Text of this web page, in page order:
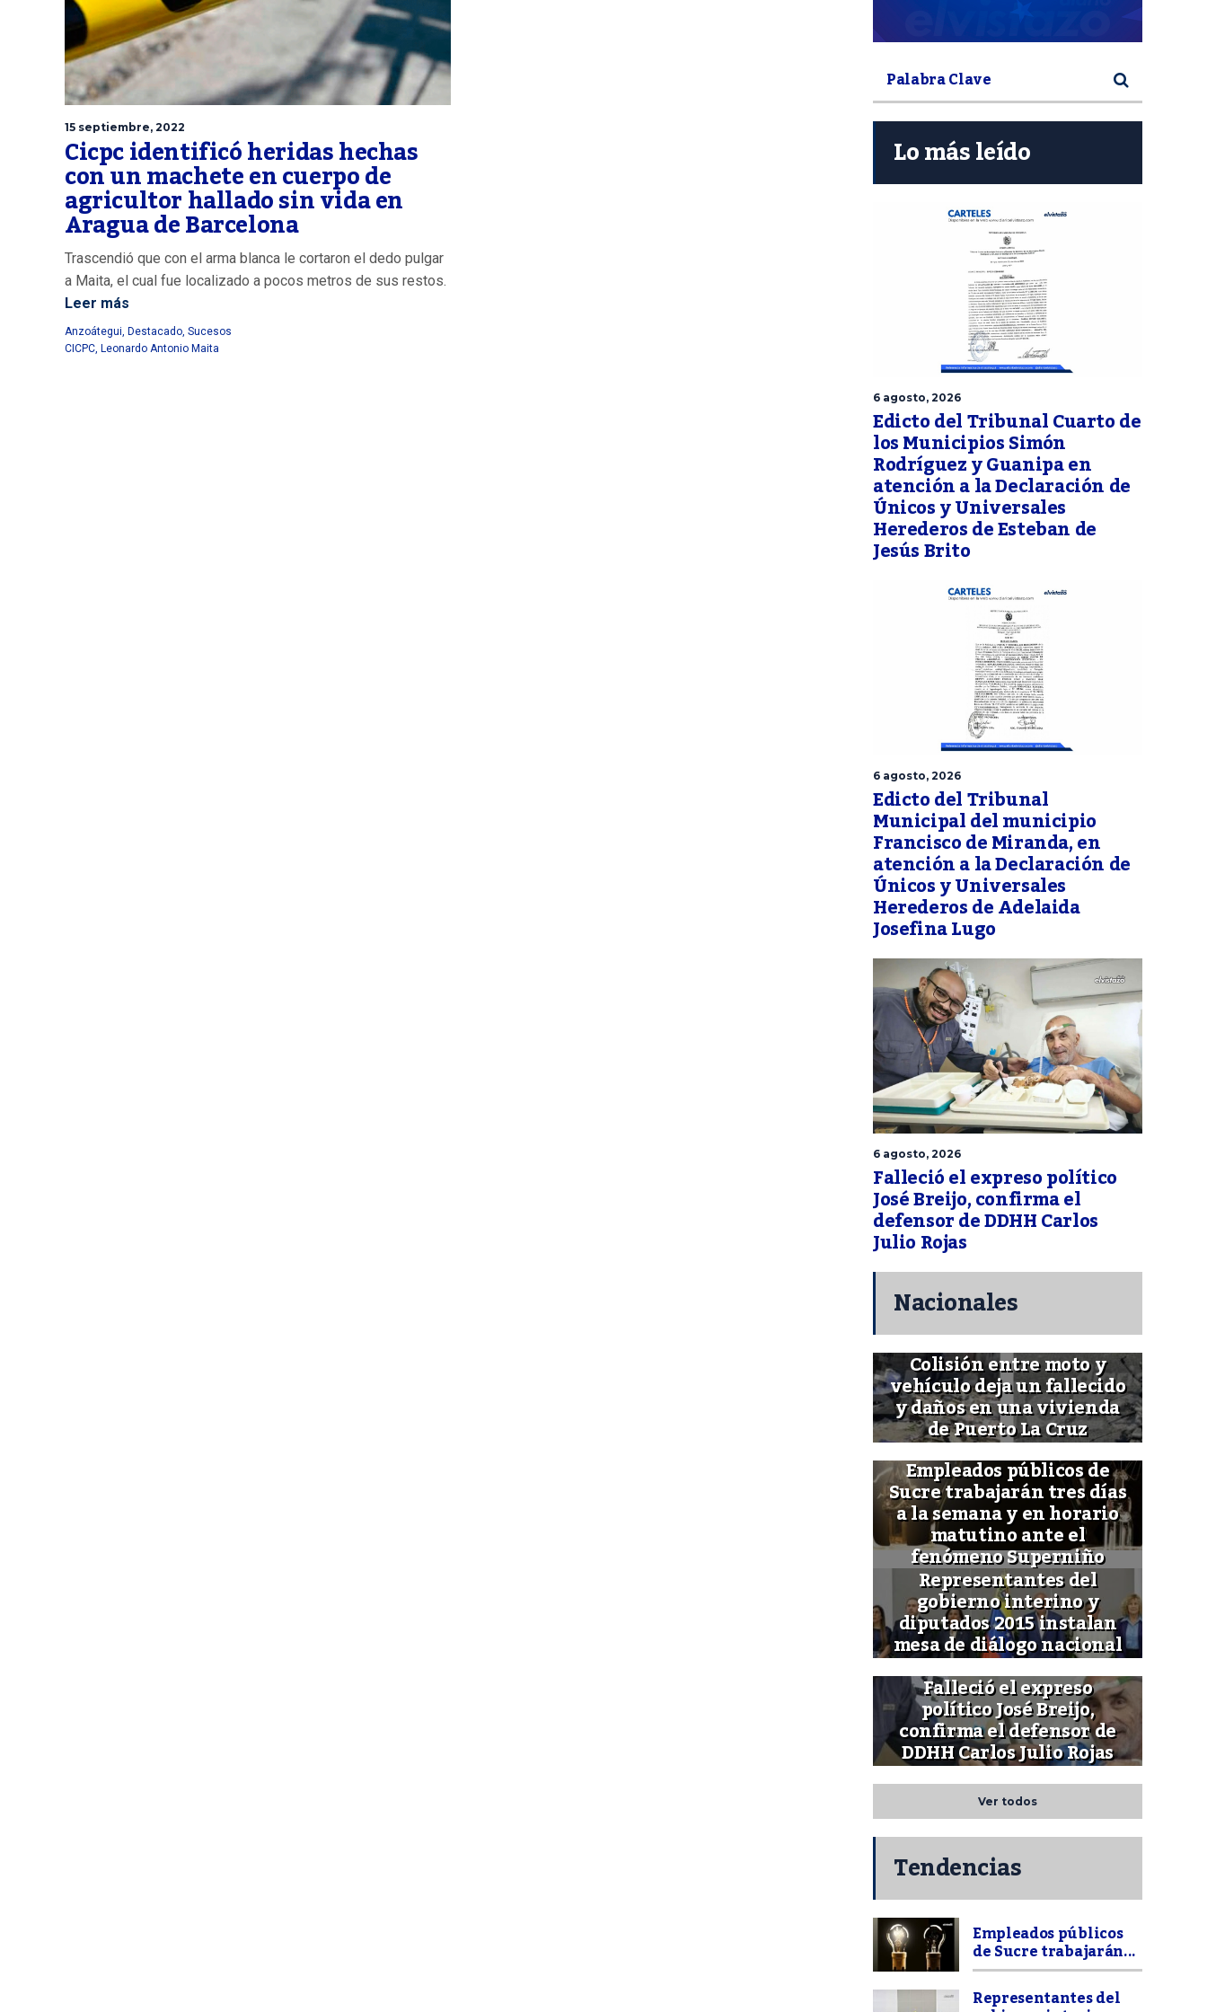
15 septiembre, 2022
Cicpc identificó heridas hechas
con un machete en cuerpo de
agricultor hallado sin vida en
Aragua de Barcelona
Trascendió que con el arma blanca le cortaron el dedo pulgar
a Maita, el cual fue localizado a pocos metros de sus restos.
Leer más
Anzoátegui Destacado Sucesos
CICPC Leonardo Antonio Maita
Lo más leído
6 agosto, 2026
Edicto del Tribunal Cuarto de
los Municipios Simón
Rodríguez y Guanipa en
atención a la Declaración de
Únicos y Universales
Herederos de Esteban de
Jesús Brito
6 agosto, 2026
Edicto del Tribunal
Municipal del municipio
Francisco de Miranda, en
atención a la Declaración de
Únicos y Universales
Herederos de Adelaida
Josefina Lugo
6 agosto, 2026
Falleció el expreso político
José Breijo, confirma el
defensor de DDHH Carlos
Julio Rojas
Nacionales
Colisión entre moto y
vehículo deja un fallecido
y daños en una vivienda
de Puerto La Cruz
Empleados públicos de
Sucre trabajarán tres días
a la semana y en horario
matutino ante el
fenómeno Superniño
Representantes del
gobierno interino y
diputados 2015 instalan
mesa de diálogo nacional
Falleció el expreso
político José Breijo,
confirma el defensor de
DDHH Carlos Julio Rojas
Ver todos
Tendencias
Empleados públicos
de Sucre trabajarán...
Representantes del